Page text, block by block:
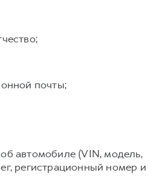
почты;
автомобиле (VIN, модель,
регистрационный номер и